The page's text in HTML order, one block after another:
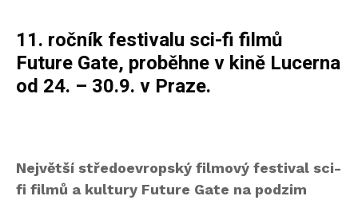
11. ročník festivalu sci-fi filmů
Future Gate, proběhne v kině Lucerna
od 24. – 30.9. v Praze.
Největší středoevropský filmový festival sci-
fi filmů a kultury Future Gate na podzim